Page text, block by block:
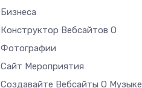
Бизнеса
Конструктор Вебсайтов О
Фотографии
Сайт Мероприятия
Создавайте Вебсайты О Музыке